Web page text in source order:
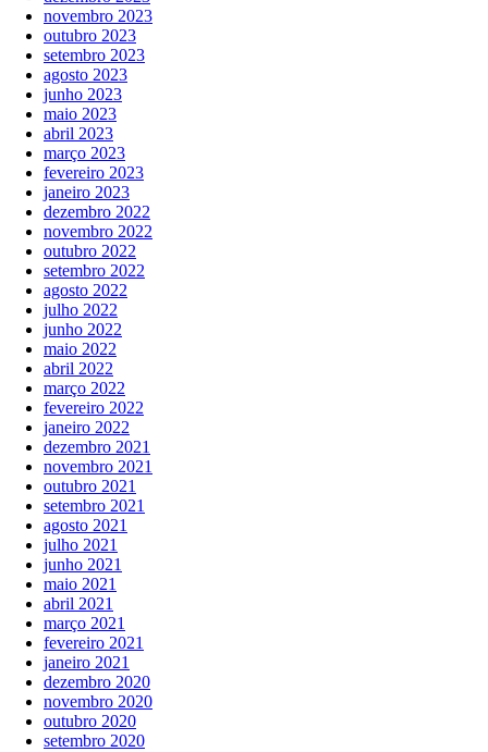
novembro 2023
outubro 2023
setembro 2023
agosto 2023
junho 2023
maio 2023
abril 2023
março 2023
fevereiro 2023
janeiro 2023
dezembro 2022
novembro 2022
outubro 2022
setembro 2022
agosto 2022
julho 2022
junho 2022
maio 2022
abril 2022
março 2022
fevereiro 2022
janeiro 2022
dezembro 2021
novembro 2021
outubro 2021
setembro 2021
agosto 2021
julho 2021
junho 2021
maio 2021
abril 2021
março 2021
fevereiro 2021
janeiro 2021
dezembro 2020
novembro 2020
outubro 2020
setembro 2020